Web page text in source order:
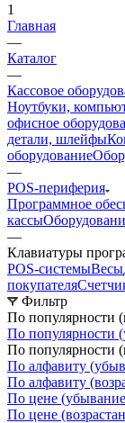
1
Главная
—
Каталог
—
Кассовое
Ноутбуки,
офисное
детали, шлейфы
оборудование
—
POS-периферия
Программное
кассы
—
Клавиатуры
POS-системыВесы
покупателя
Фильтр
По популярности
По популярности
По популярности
По алфавиту
По алфавиту
По цене
По цене